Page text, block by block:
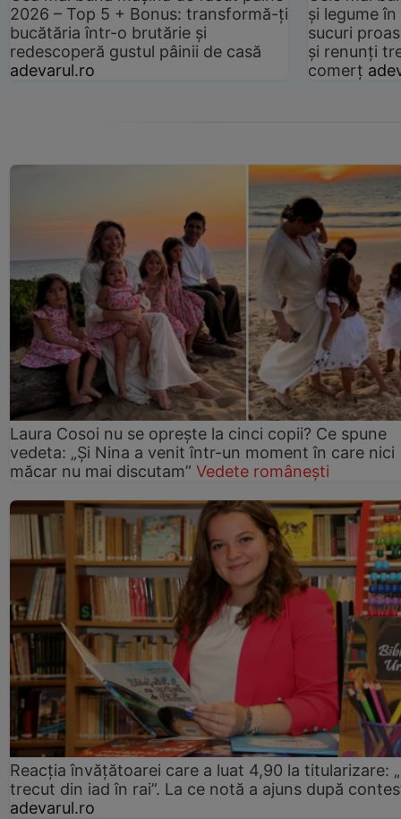
2026 – Top 5 + Bonus: transformă-ți
bucătăria într-o brutărie și
redescoperă gustul pâinii de casă
adevarul.ro
și legume
sucuri
și renunți
comerț
Laura Cosoi nu se oprește la cinci copii? Ce spune
vedeta: „Și Nina a venit într-un moment în care nici
măcar nu mai discutam” Vedete românești
Reacția învățătoarei care a luat 4,90 la titularizare:
trecut din iad în rai”. La ce notă a ajuns după
adevarul.ro